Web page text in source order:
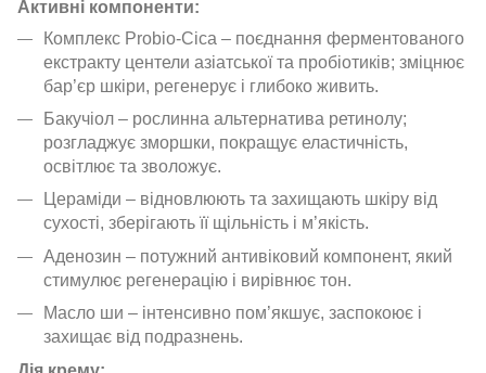
Активні компоненти:
Комплекс Probio-Cica – поєднання ферментованого
екстракту центели азіатської та пробіотиків; зміцнює
бар’єр шкіри, регенерує і глибоко живить.
Бакучіол – рослинна альтернатива ретинолу;
розгладжує зморшки, покращує еластичність,
освітлює та зволожує.
Цераміди – відновлюють та захищають шкіру від
сухості, зберігають її щільність і м’якість.
Аденозин – потужний антивіковий компонент, який
стимулює регенерацію і вирівнює тон.
Масло ши – інтенсивно пом’якшує, заспокоює і
захищає від подразнень.